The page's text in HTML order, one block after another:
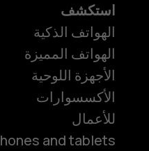
استكشف
الهواتف الذكية
الهواتف المميزة
الأجهزة اللوحية
الأكسسوارات
للأعمال
and tablets